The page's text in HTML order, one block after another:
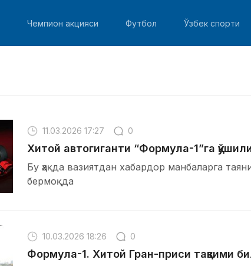
Чемпион акцияси Футбол Ўзбек спорти
11.03.2026 17:27 0
Хитой автогиганти “Формула-1”га
Бу ҳақда вазиятдан хабардор манбаларга
бермоқда
10.03.2026 18:26 0
Формула-1. Хитой Гран-приси тақвими